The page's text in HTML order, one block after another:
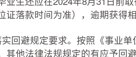
证落款时间为准），逾期获得
实回避规定要求。按照《事业
其他法律法规规定的有应予回